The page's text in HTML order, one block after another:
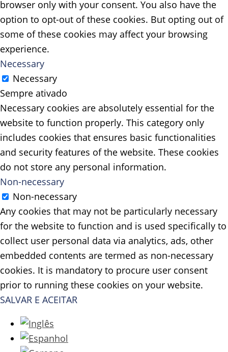
browser only with your consent. You also have the
option to opt-out of these cookies. But opting out of
some of these cookies may affect your browsing
experience.
Necessary
Necessary
Sempre ativado
Necessary cookies are absolutely essential for the
website to function properly. This category only
includes cookies that ensures basic functionalities
and security features of the website. These cookies
do not store any personal information.
Non-necessary
Non-necessary
Any cookies that may not be particularly necessary
for the website to function and is used specifically to
collect user personal data via analytics, ads, other
embedded contents are termed as non-necessary
cookies. It is mandatory to procure user consent
prior to running these cookies on your website.
SALVAR E ACEITAR